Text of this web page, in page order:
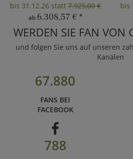
bis 31.12.26 statt7.925,00 €
ab 6.308,57 € *
bis
WERDEN SIE FAN VON
und folgen Sie uns auf unseren
Kanälen
67.880
FANS BEI
FACEBOOK
788